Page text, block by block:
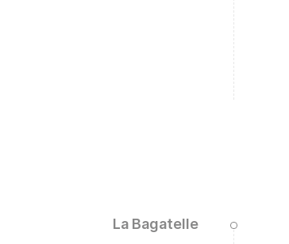
La Bagatelle